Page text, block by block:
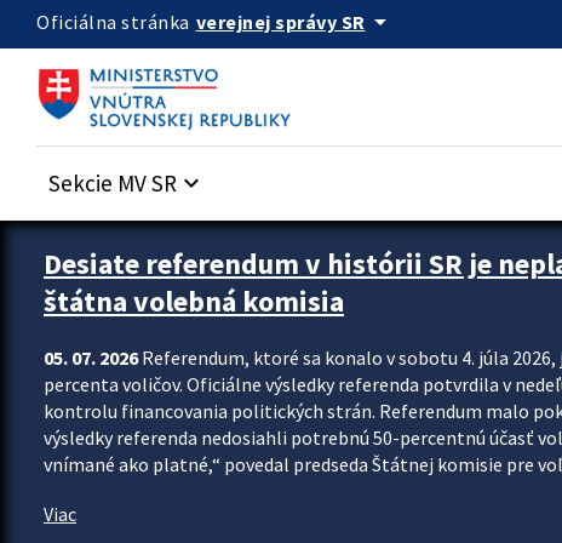
Preskocit na hlavný obsah
Oficiálna stránka verejnej správy SR arrow_drop_down
Sekcie MV SR keyboard_arrow_down
Zastavit automatický posun upútavok
Desiate referendum v histórii SR je
štátna volebná komisia
05. 07. 2026Referendum, ktoré sa konalo v sobotu 4. júla
percenta voličov. Oficiálne výsledky referenda potvrdila v
kontrolu financovania politických strán. Referendum malo
výsledky referenda nedosiahli potrebnú 50-percentnú účasť
vnímané ako platné,“ povedal predseda Štátnej komisie pre
Viac